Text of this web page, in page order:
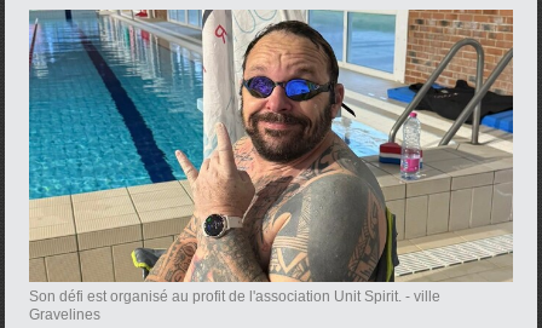
Son défi est organisé au profit de l'association Unit Spirit.- ville
Gravelines